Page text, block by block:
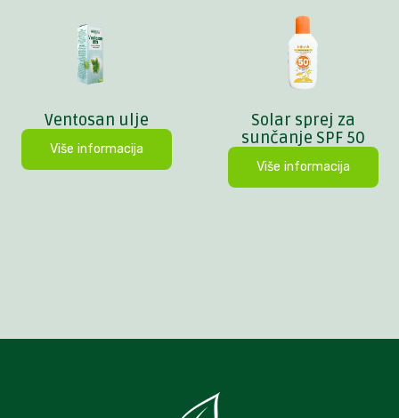
Ventosan ulje
Više informacija
Solar sprej za
sunčanje SPF 50
Više informacija